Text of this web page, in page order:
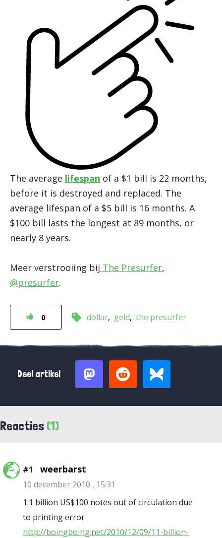
The average lifespan of a $1 bill is 22 months,
before it is destroyed and replaced. The
average lifespan of a $5 bill is 16 months. A
$100 bill lasts the longest at 89 months, or
nearly 8 years.
Meer verstrooiing bij The Presurfer,
@presurfer.
0 dollar geld the presurfer
Deel artikel
Reacties (1)
#1 weerbarst
10 december 2010 , 15:31
1.1 billion US$100 notes out of circulation due
to printing error
http://boingboing.net/2010/12/09/11-billion-